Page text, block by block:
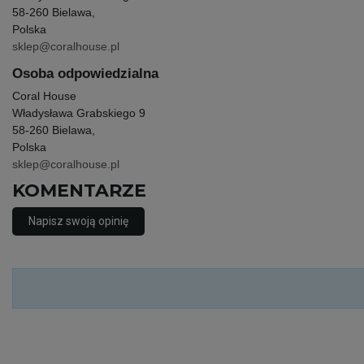
58-260 Bielawa,
Polska
sklep@coralhouse.pl
Osoba odpowiedzialna
Coral House
Władysława Grabskiego 9
58-260 Bielawa,
Polska
sklep@coralhouse.pl
KOMENTARZE
Napisz swoją opinię